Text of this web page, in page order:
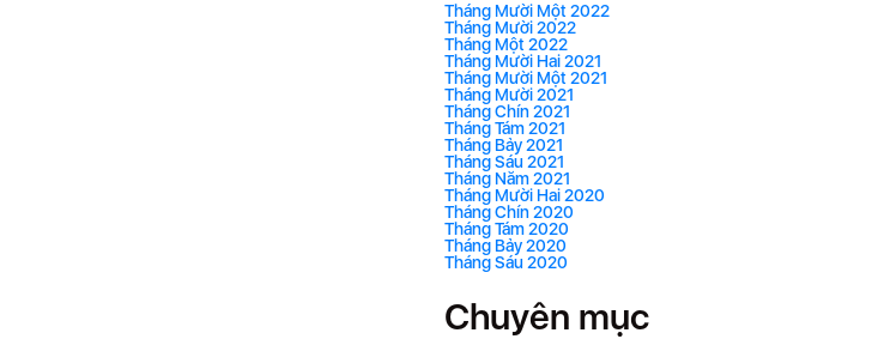
Tháng Mười Một 2022
Tháng Mười 2022
Tháng Một 2022
Tháng Mười Hai 2021
Tháng Mười Một 2021
Tháng Mười 2021
Tháng Chín 2021
Tháng Tám 2021
Tháng Bảy 2021
Tháng Sáu 2021
Tháng Năm 2021
Tháng Mười Hai 2020
Tháng Chín 2020
Tháng Tám 2020
Tháng Bảy 2020
Tháng Sáu 2020
Chuyên mục